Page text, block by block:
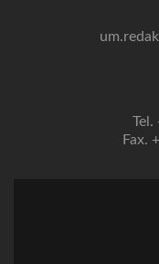
Tel.
Fax.